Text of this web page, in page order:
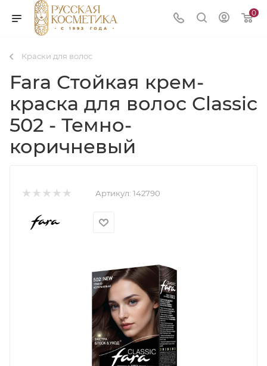
0
Краски для волос
Fara Стойкая крем-
краска для волос Classic
502 - Темно-
коричневый
Артикул: 142790